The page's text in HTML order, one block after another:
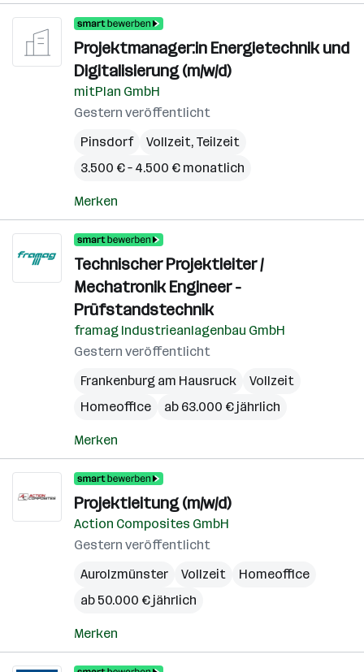
Projektmanager:in Energietechnik und
Digitalisierung (m/w/d)
mitPlan GmbH
Gestern veröffentlicht
Pinsdorf
Vollzeit, Teilzeit
3.500 € – 4.500 € monatlich
Merken
Technischer Projektleiter /
Mechatronik Engineer -
Prüfstandstechnik
framag Industrieanlagenbau GmbH
Gestern veröffentlicht
Frankenburg am Hausruck
Vollzeit
Homeoffice
ab 63.000 € jährlich
Merken
Projektleitung (m/w/d)
Action Composites GmbH
Gestern veröffentlicht
Aurolzmünster
Vollzeit
Homeoffice
ab 50.000 € jährlich
Merken